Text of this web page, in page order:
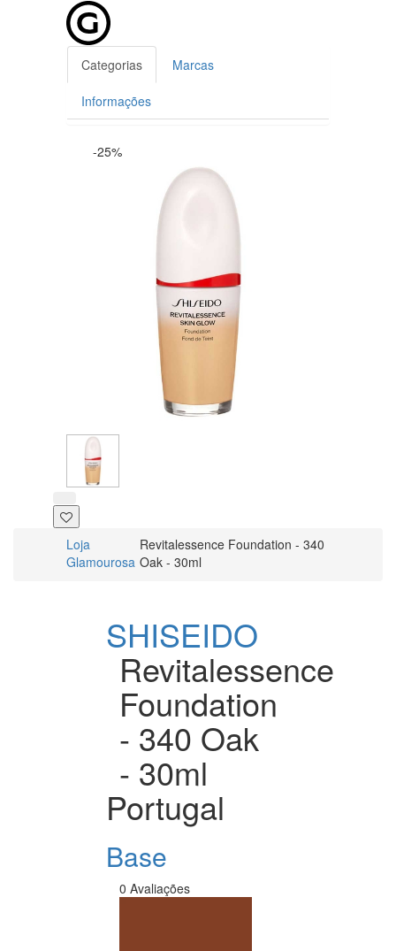
Categorias Marcas
Informações
-25%
Loja
Glamourosa
Revitalessence Foundation - 340
Oak - 30ml
SHISEIDO
Revitalessence
Foundation
- 340 Oak
- 30ml
Portugal
Base
0 Avaliações